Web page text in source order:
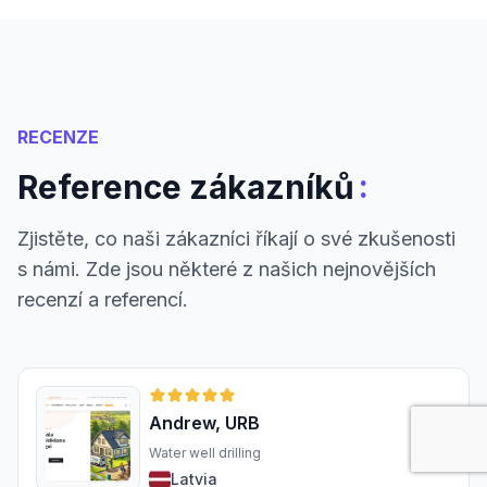
RECENZE
Reference zákazníků :
Zjistěte, co naši zákazníci říkají o své zkušenosti
s námi. Zde jsou některé z našich nejnovějších
recenzí a referencí.
Andrew, URB
Water well drilling
Latvia